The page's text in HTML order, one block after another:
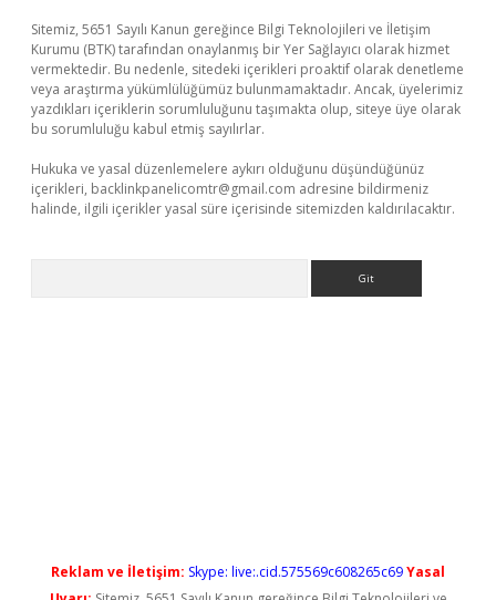
Sitemiz, 5651 Sayılı Kanun gereğince Bilgi Teknolojileri ve İletişim
Kurumu (BTK) tarafından onaylanmış bir Yer Sağlayıcı olarak hizmet
vermektedir. Bu nedenle, sitedeki içerikleri proaktif olarak denetleme
veya araştırma yükümlülüğümüz bulunmamaktadır. Ancak, üyelerimiz
yazdıkları içeriklerin sorumluluğunu taşımakta olup, siteye üye olarak
bu sorumluluğu kabul etmiş sayılırlar.
Hukuka ve yasal düzenlemelere aykırı olduğunu düşündüğünüz
içerikleri, backlinkpanelicomtr@gmail.com adresine bildirmeniz
halinde, ilgili içerikler yasal süre içerisinde sitemizden kaldırılacaktır.
Reklam ve İletişim: Skype: live:.cid.575569c608265c69Yasal